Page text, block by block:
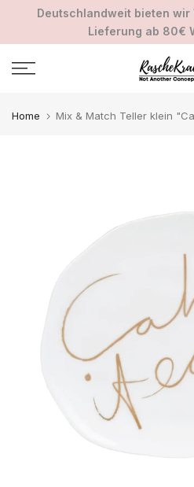
springen
Deutschlandweit bieten
Lieferung ab 80€
Home Mix & Match Teller klein